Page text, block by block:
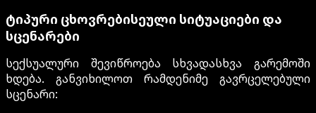
ტიპური ცხოვრებისეული სიტუაციები და
სცენარები
სექსუალური შევიწროება სხვადასხვა გარემოში
ხდება. განვიხილოთ რამდენიმე გავრცელებული
სცენარი: